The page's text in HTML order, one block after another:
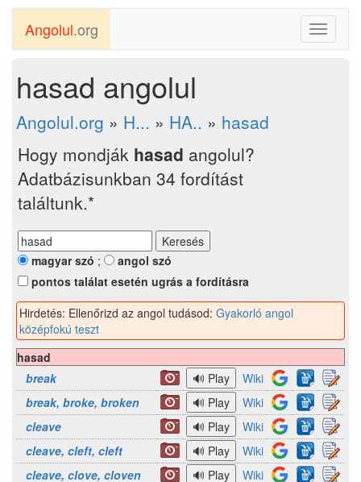
Toggle
Angolul.org
hasad angolul
Angolul.org » H... » HA.. » hasad
Hogy mondják hasad angolul?
Adatbázisunkban 34 fordítást
találtunk.*
magyar szó ;
angol szó
pontos találat esetén ugrás a fordításra
Hirdetés: Ellenőrizd az angol tudásod: Gyakorló angol
középfokú teszt
hasad
break
Wiki
break, broke, broken
Wiki
cleave
Wiki
cleave, cleft, cleft
Wiki
cleave, clove, cloven
Wiki